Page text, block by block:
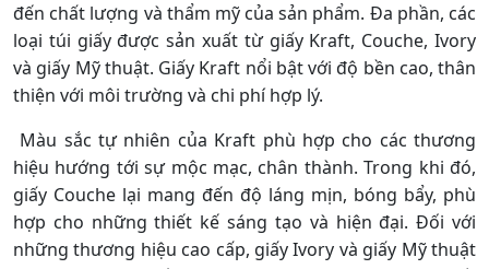
đến chất lượng và thẩm mỹ của sản phẩm. Đa phần, các
loại túi giấy được sản xuất từ giấy Kraft, Couche, Ivory
và giấy Mỹ thuật. Giấy Kraft nổi bật với độ bền cao, thân
thiện với môi trường và chi phí hợp lý.
Màu sắc tự nhiên của Kraft phù hợp cho các thương
hiệu hướng tới sự mộc mạc, chân thành. Trong khi đó,
giấy Couche lại mang đến độ láng mịn, bóng bẩy, phù
hợp cho những thiết kế sáng tạo và hiện đại. Đối với
những thương hiệu cao cấp, giấy Ivory và giấy Mỹ thuật